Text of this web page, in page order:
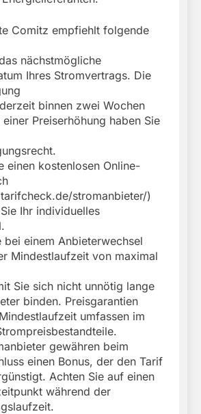
Comitz empfiehlt folgende
nächstmögliche
Ihres Stromvertrags. Die
binnen zwei Wochen
Preiserhöhung haben Sie
einen kostenlosen Online-
stromanbieter/)
Ihr individuelles
bei einem Anbieterwechsel
Mindestlaufzeit von maximal
Sie sich nicht unnötig lange
binden. Preisgarantien
umfassen im
gewähren beim
einen Bonus, der den Tarif
Achten Sie auf einen
während der